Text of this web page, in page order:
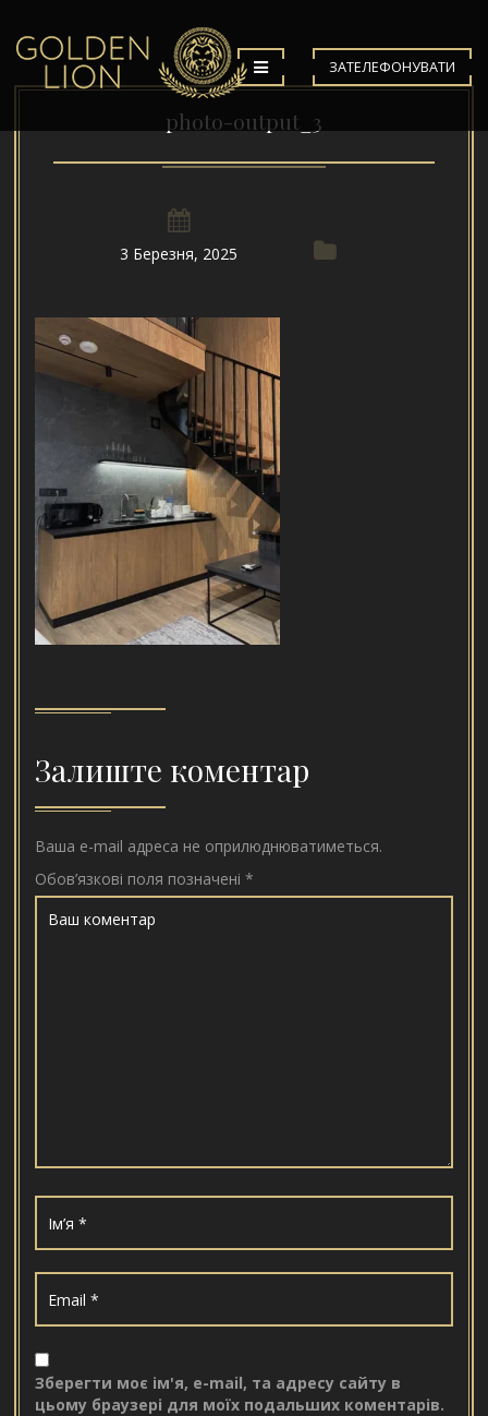
ЗАТЕЛЕФОНУВАТИ
photo-output_3
3 Березня, 2025
Залиште коментар
Ваша e-mail адреса не оприлюднюватиметься.
Обов’язкові поля позначені *
Зберегти моє ім'я, e-mail, та адресу сайту в
цьому браузері для моїх подальших коментарів.